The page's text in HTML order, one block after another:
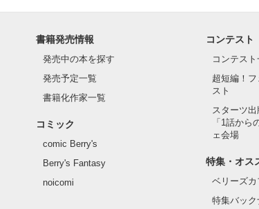
達の嘘と恋の物語～】をご覧くださいっ☆(非公開中)
闘物語です。
書籍発売情報
発売中の本を探す
発売予定一覧
書籍化作家一覧
コミック
comic Berry's
Berry's Fantasy
noicomi
コンテスト
コンテスト
超短編！
スト
スターツ
「1話から
ェ会場
特集・オス
ベリーズ
特集バック